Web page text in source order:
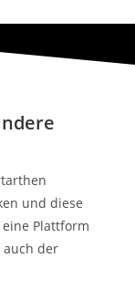
und diese
Plattform
auch der